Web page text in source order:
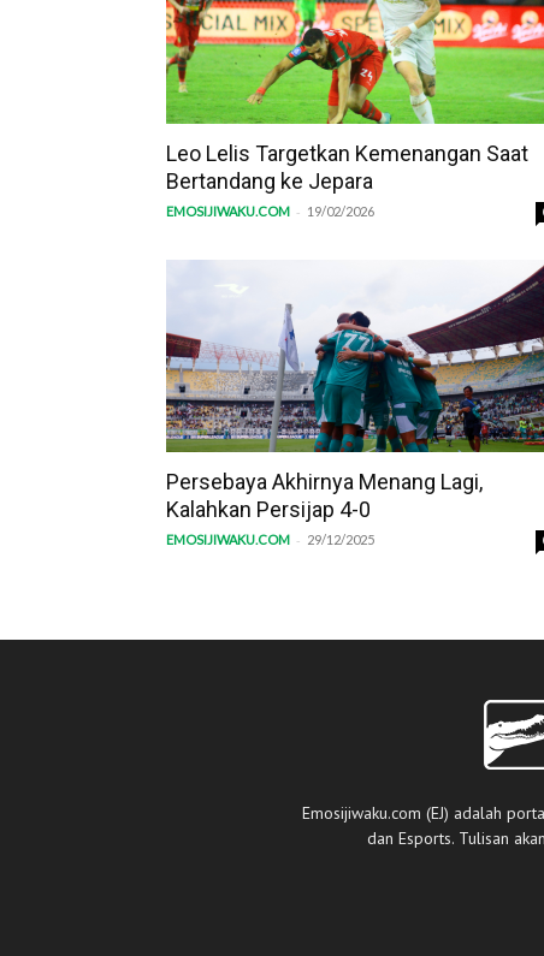
Leo Lelis Targetkan Kemenangan Saat
Bertandang ke Jepara
EMOSIJIWAKU.COM - 19/02/2026
Persebaya Akhirnya Menang Lagi,
Kalahkan Persijap 4-0
EMOSIJIWAKU.COM - 29/12/2025
Emosijiwaku.com (EJ) adalah
dan Esports. Tulisan